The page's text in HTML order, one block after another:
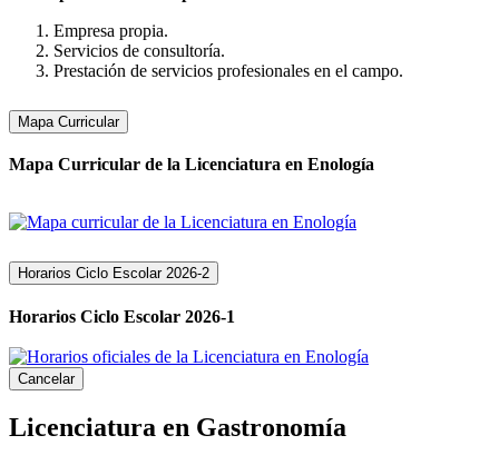
Empresa propia.
Servicios de consultoría.
Prestación de servicios profesionales en el campo.
Mapa Curricular
Mapa Curricular de la Licenciatura en Enología
Horarios Ciclo Escolar 2026-2
Horarios Ciclo Escolar 2026-1
Cancelar
Licenciatura en Gastronomía